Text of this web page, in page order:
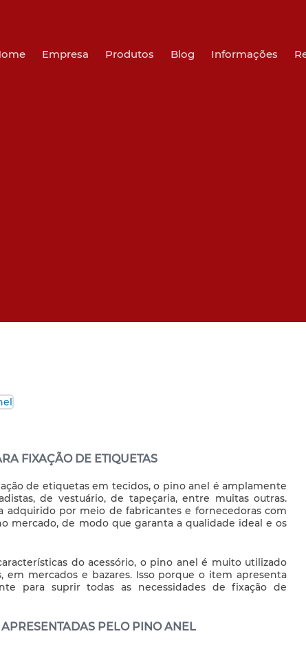
Empresa Produtos Blog Informações
FIXAÇÃO DE ETIQUETAS
de etiquetas em tecidos, o pino anel é amplamente
de vestuário, de tapeçaria, entre muitas outras.
adquirido por meio de fabricantes e fornecedoras com
mercado, de modo que garanta a qualidade ideal e os
do acessório, o pino anel é muito utilizado
mercados e bazares. Isso porque o item apresenta
para suprir todas as necessidades de fixação de
PELO PINO ANEL